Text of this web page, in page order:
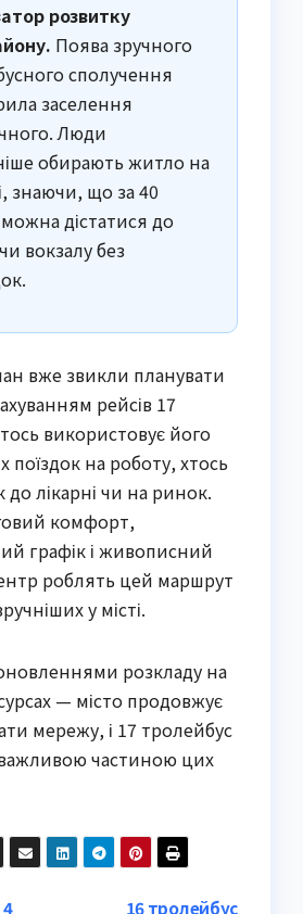
розвитку
Поява зручного
сполучення
заселення
Люди
обирають житло на
знаючи, що за 40
дістатися до
вокзалу без
вже звикли планувати
рейсів 17
використовує його
на роботу, хтось
лікарні чи на ринок.
комфорт,
графік і живописний
роблять цей маршрут
у місті.
розкладу на
— місто продовжує
мережу, і 17 тролейбус
частиною цих
16 тролейбус